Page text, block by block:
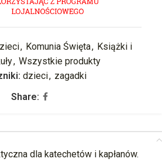
, Komunia Święta, Książki i
, Wszystkie produkty
dzieci, zagadki
Share:
dla katechetów i kapłanów.